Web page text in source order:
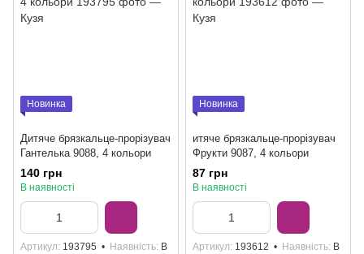
Новинка
Дитяче брязкальце-прорізувач
Гантелька 9088, 4 кольори
140 грн
В наявності
Артикул 193795 Наявність В
Новинка
итяче брязкальце-прорізувач
Фрукти 9087, 4 кольори
87 грн
В наявності
Артикул 193612 Наявність В